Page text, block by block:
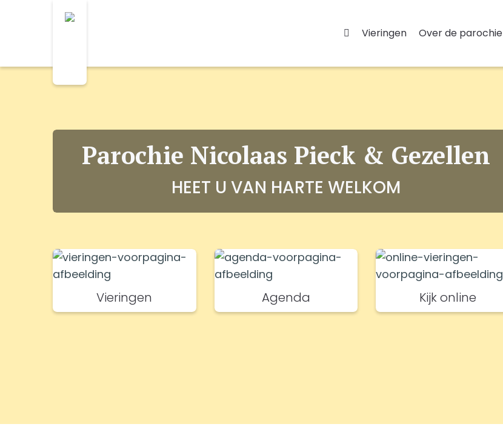
Vieringen Over de parochie
Parochie Nicolaas Pieck & Gezellen
HEET U VAN HARTE WELKOM
Vieringen Agenda Kijk online